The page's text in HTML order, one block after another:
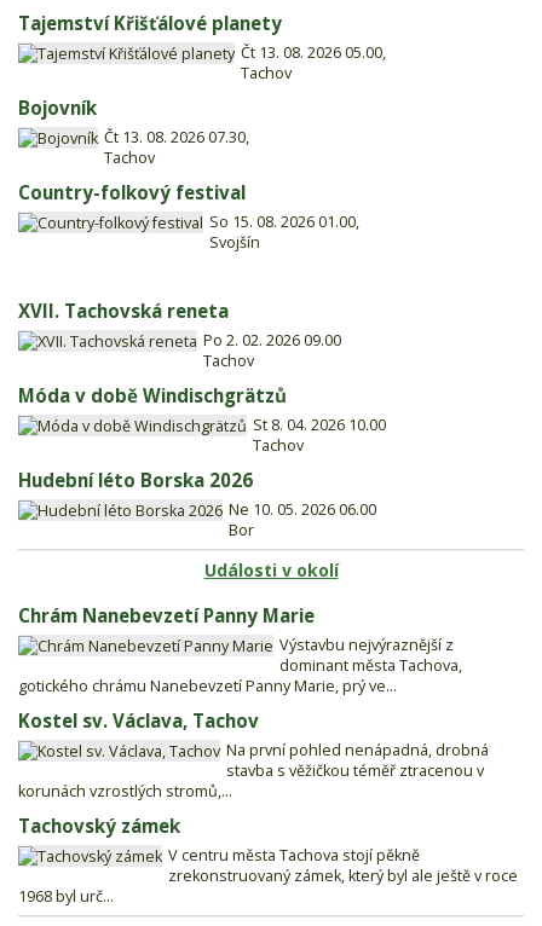
Tajemství Křišťálové planety
Čt 13. 08. 2026 05.00,
Tachov
Bojovník
Čt 13. 08. 2026 07.30,
Tachov
Country-folkový festival
So 15. 08. 2026 01.00,
Svojšín
XVII. Tachovská reneta
Po 2. 02. 2026 09.00
Tachov
Móda v době Windischgrätzů
St 8. 04. 2026 10.00
Tachov
Hudební léto Borska 2026
Ne 10. 05. 2026 06.00
Bor
Události v okolí
Chrám Nanebevzetí Panny Marie
Výstavbu nejvýraznější z
dominant města Tachova,
gotického chrámu Nanebevzetí Panny Marie, prý ve...
Kostel sv. Václava, Tachov
Na první pohled nenápadná, drobná
stavba s věžičkou téměř ztracenou v
korunách vzrostlých stromů,...
Tachovský zámek
V centru města Tachova stojí pěkně
zrekonstruovaný zámek, který byl ale ještě v roce
1968 byl urč...